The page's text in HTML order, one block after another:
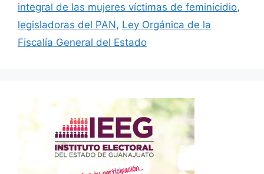
integral de las mujeres víctimas de feminicidio,
legisladoras del PAN, Ley Orgánica de la
Fiscalía General del Estado